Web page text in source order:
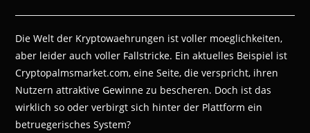
Die Welt der Kryptowaehrungen ist voller moeglichkeiten,
aber leider auch voller Fallstricke. Ein aktuelles Beispiel ist
Cryptopalmsmarket.com, eine Seite, die verspricht, ihren
Nutzern attraktive Gewinne zu bescheren. Doch ist das
wirklich so oder verbirgt sich hinter der Plattform ein
betruegerisches System?